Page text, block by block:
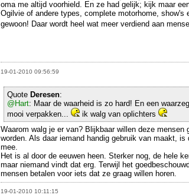
oma me altijd voorhield. En ze had gelijk; kijk maar
Ogilvie of andere types, complete motorhome, show's
gewoon! Daar wordt heel wat meer verdiend aan
19-01-2010 09:56:59
Quote Deresen:
@Hart: Maar de waarheid is zo hard! En een
mooi verpakken...
ik walg van oplichters
Waarom walg je er van? Blijkbaar willen deze mensen
worden. Als daar iemand handig gebruik van maakt,
mee.
Het is al door de eeuwen heen. Sterker nog, de hele
maar niemand vindt dat erg. Terwijl het
mensen betalen voor iets dat ze graag willen horen.
19-01-2010 10:11:15